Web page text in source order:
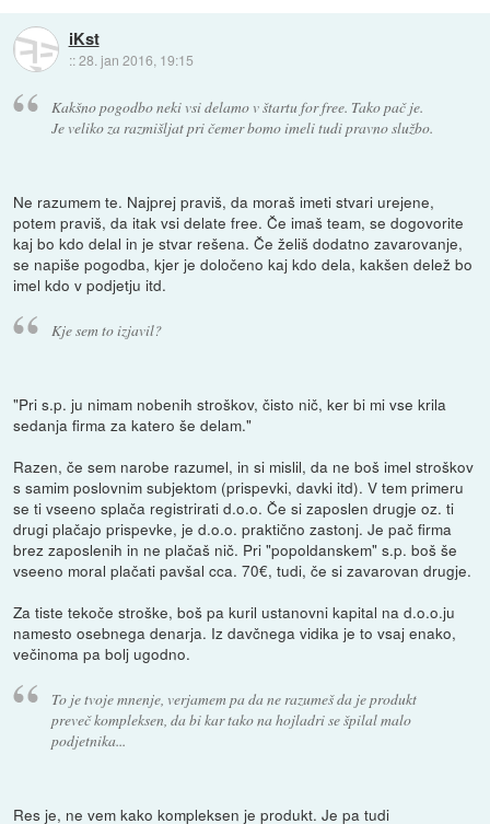
iKst
::28. jan 2016, 19:15
Kakšno pogodbo neki vsi delamo v štartu for free. Tako pač je.
Je veliko za razmišljat pri čemer bomo imeli tudi pravno službo.
Ne razumem te. Najprej praviš, da moraš imeti stvari urejene,
potem praviš, da itak vsi delate free. Če imaš team, se dogovorite
kaj bo kdo delal in je stvar rešena. Če želiš dodatno zavarovanje,
se napiše pogodba, kjer je določeno kaj kdo dela, kakšen delež bo
imel kdo v podjetju itd.
Kje sem to izjavil?
"Pri s.p. ju nimam nobenih stroškov, čisto nič, ker bi mi vse krila
sedanja firma za katero še delam."
Razen, če sem narobe razumel, in si mislil, da ne boš imel stroškov
s samim poslovnim subjektom (prispevki, davki itd). V tem primeru
se ti vseeno splača registrirati d.o.o. Če si zaposlen drugje oz. ti
drugi plačajo prispevke, je d.o.o. praktično zastonj. Je pač firma
brez zaposlenih in ne plačaš nič. Pri "popoldanskem" s.p. boš še
vseeno moral plačati pavšal cca. 70€, tudi, če si zavarovan drugje.
Za tiste tekoče stroške, boš pa kuril ustanovni kapital na d.o.o.ju
namesto osebnega denarja. Iz davčnega vidika je to vsaj enako,
večinoma pa bolj ugodno.
To je tvoje mnenje, verjamem pa da ne razumeš da je produkt
preveč kompleksen, da bi kar tako na hojladri se špilal malo
podjetnika...
Res je, ne vem kako kompleksen je produkt. Je pa tudi